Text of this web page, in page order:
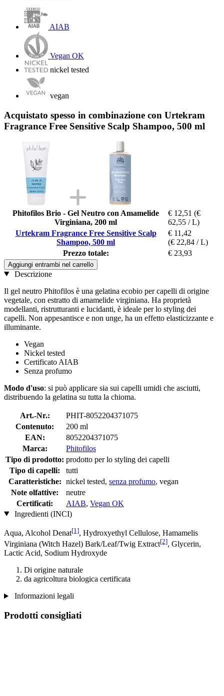
AIAB
Vegan OK
nickel tested
vegan
Acquistato spesso in combinazione con Urtekram
Fragrance Free Sensitive Scalp Shampoo, 500 ml
Phitofilos Brio - Gel Neutro con Amamelide
Virginiana, 200 ml
€ 12,51 (€
62,55 / L)
Urtekram Fragrance Free Sensitive Scalp
Shampoo, 500 ml
€ 11,42
(€ 22,84 / L)
Prezzo totale:
€ 23,93
Aggiungi entrambi nel carrello
Descrizione
Il gel neutro Phitofilos è una gelatina ecobio per capelli di origine
vegetale, con estratto di amamelide virginiana. Ha proprietà
modellanti, ristrutturanti e lucidanti, è ideale per lo styling dei
capelli. Non appesantisce e non unge, ha un effetto elasticizzante e
illuminante.
Vegan
Nickel tested
Certificato AIAB
Senza profumo
Modo d'uso: si può applicare sia sui capelli umidi che asciutti,
distribuendo la gelatina su tutta la chioma.
Art.-Nr.:
PHIT-8052204371075
Contenuto:
200 ml
EAN:
8052204371075
Marca:
Phitofilos
Tipo di prodotto: prodotto per lo styling dei capelli
Tipo di capelli:
tutti
Caratteristiche: nickel tested, senza profumo, vegan
Note olfattive:
neutre
Certificati:
AIAB, Vegan OK
Ingredienti (INCI)
Aqua, Alcohol Denat[1], Hydroxyethyl Cellulose, Hamamelis
Virginiana (Witch Hazel) Bark/Leaf/Twig Extract[2], Glycerin,
Lactic Acid, Sodium Hydroxyde
Di origine naturale
da agricoltura biologica certificata
Informazioni legali
Prodotti consigliati